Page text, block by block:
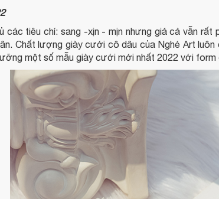
tiêu chí: sang -xịn - mịn nhưng giá cả vẫn
Chất lượng giày cưới cô dâu của Nghé Art
một số mẫu giày cưới mới nhất 2022 với form